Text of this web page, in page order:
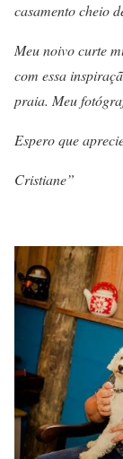
casamento cheio
Meu noivo curte
com essa
praia. Meu
Espero que
Cristiane”